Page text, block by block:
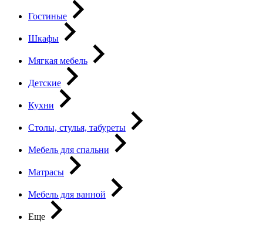
Гостиные
Шкафы
Мягкая мебель
Детские
Кухни
Столы, стулья, табуреты
Мебель для спальни
Матрасы
Мебель для ванной
Еще